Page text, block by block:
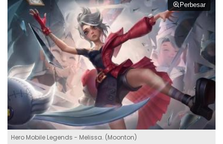
Perbesar
Hero Mobile Legends - Melissa. (Moonton)